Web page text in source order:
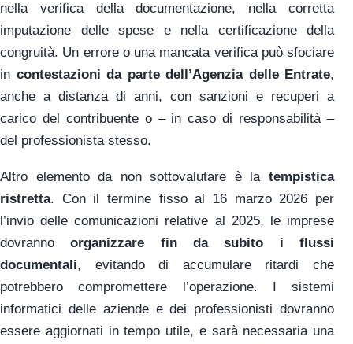
nella verifica della documentazione, nella corretta
imputazione delle spese e nella certificazione della
congruità. Un errore o una mancata verifica può sfociare
in contestazioni da parte dell’Agenzia delle Entrate,
anche a distanza di anni, con sanzioni e recuperi a
carico del contribuente o – in caso di responsabilità –
del professionista stesso.
Altro elemento da non sottovalutare è la tempistica
ristretta. Con il termine fisso al 16 marzo 2026 per
l’invio delle comunicazioni relative al 2025, le imprese
dovrannoorganizzare fin da subito i flussi
documentali, evitando di accumulare ritardi che
potrebbero compromettere l’operazione. I sistemi
informatici delle aziende e dei professionisti dovranno
essere aggiornati in tempo utile, e sarà necessaria una